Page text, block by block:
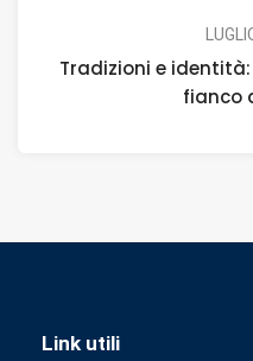
Tradizioni e
fianco
Link utili